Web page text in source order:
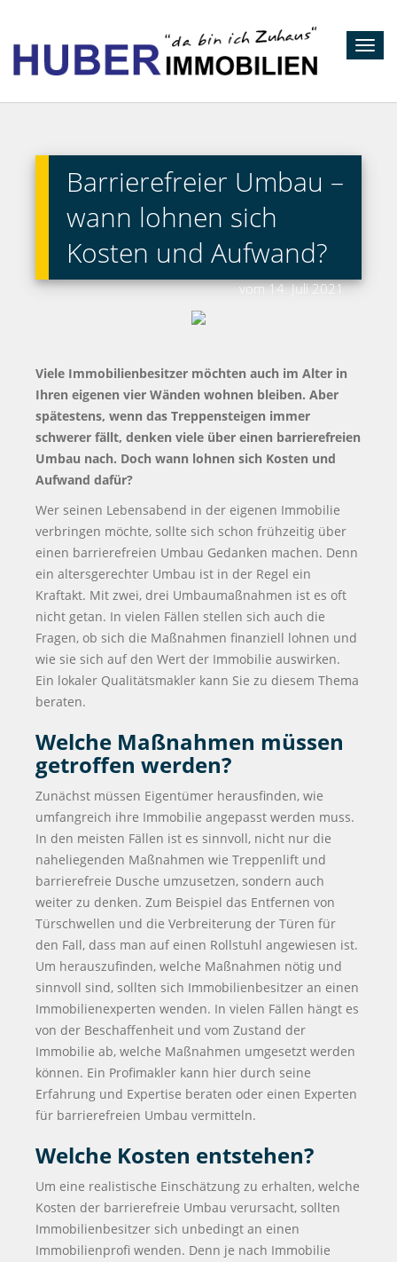
Barrierefreier Umbau –
wann lohnen sich
Kosten und Aufwand?
vom 14. Juli 2021
Viele Immobilienbesitzer möchten auch im Alter in
Ihren eigenen vier Wänden wohnen bleiben. Aber
spätestens, wenn das Treppensteigen immer
schwerer fällt, denken viele über einen barrierefreien
Umbau nach. Doch wann lohnen sich Kosten und
Aufwand dafür?
Wer seinen Lebensabend in der eigenen Immobilie
verbringen möchte, sollte sich schon frühzeitig über
einen barrierefreien Umbau Gedanken machen. Denn
ein altersgerechter Umbau ist in der Regel ein
Kraftakt. Mit zwei, drei Umbaumaßnahmen ist es oft
nicht getan. In vielen Fällen stellen sich auch die
Fragen, ob sich die Maßnahmen finanziell lohnen und
wie sie sich auf den Wert der Immobilie auswirken.
Ein lokaler Qualitätsmakler kann Sie zu diesem Thema
beraten.
Welche Maßnahmen müssen
getroffen werden?
Zunächst müssen Eigentümer herausfinden, wie
umfangreich ihre Immobilie angepasst werden muss.
In den meisten Fällen ist es sinnvoll, nicht nur die
naheliegenden Maßnahmen wie Treppenlift und
barrierefreie Dusche umzusetzen, sondern auch
weiter zu denken. Zum Beispiel das Entfernen von
Türschwellen und die Verbreiterung der Türen für
den Fall, dass man auf einen Rollstuhl angewiesen ist.
Um herauszufinden, welche Maßnahmen nötig und
sinnvoll sind, sollten sich Immobilienbesitzer an einen
Immobilienexperten wenden. In vielen Fällen hängt es
von der Beschaffenheit und vom Zustand der
Immobilie ab, welche Maßnahmen umgesetzt werden
können. Ein Profimakler kann hier durch seine
Erfahrung und Expertise beraten oder einen Experten
für barrierefreien Umbau vermitteln.
Welche Kosten entstehen?
Um eine realistische Einschätzung zu erhalten, welche
Kosten der barrierefreie Umbau verursacht, sollten
Immobilienbesitzer sich unbedingt an einen
Immobilienprofi wenden. Denn je nach Immobilie